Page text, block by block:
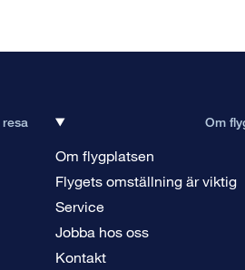
Om
Om flygplatsen
Flygets omställning är viktig
Service
Jobba hos oss
Kontakt